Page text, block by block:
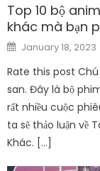
Top 10 bộ
khác mà bạn
Posted
on
January 18, 2023
Rate this post
san. Đây là bộ
rất nhiều cuộc
ta sẽ thảo luận về
Khác. […]